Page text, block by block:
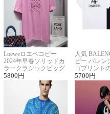
Loeweロエベコピー
2024年早春ソリッドカ
ラークラシックビッグ
ロゴ刺繍Tシャツ
5800 円
人気
ピー バレン
ゴプリント
ーネックTシ
5700 円